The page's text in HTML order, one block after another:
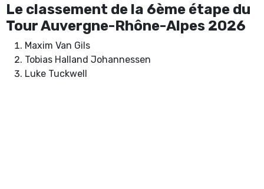
Le classement de la 6ème étape du
Tour Auvergne-Rhône-Alpes 2026
Maxim Van Gils
Tobias Halland Johannessen
Luke Tuckwell